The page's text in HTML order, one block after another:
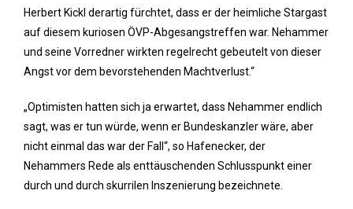
Herbert Kickl derartig fürchtet, dass er der heimliche Stargast
auf diesem kuriosen ÖVP-Abgesangstreffen war. Nehammer
und seine Vorredner wirkten regelrecht gebeutelt von dieser
Angst vor dem bevorstehenden Machtverlust.“
„Optimisten hatten sich ja erwartet, dass Nehammer endlich
sagt, was er tun würde, wenn er Bundeskanzler wäre, aber
nicht einmal das war der Fall“, so Hafenecker, der
Nehammers Rede als enttäuschenden Schlusspunkt einer
durch und durch skurrilen Inszenierung bezeichnete.